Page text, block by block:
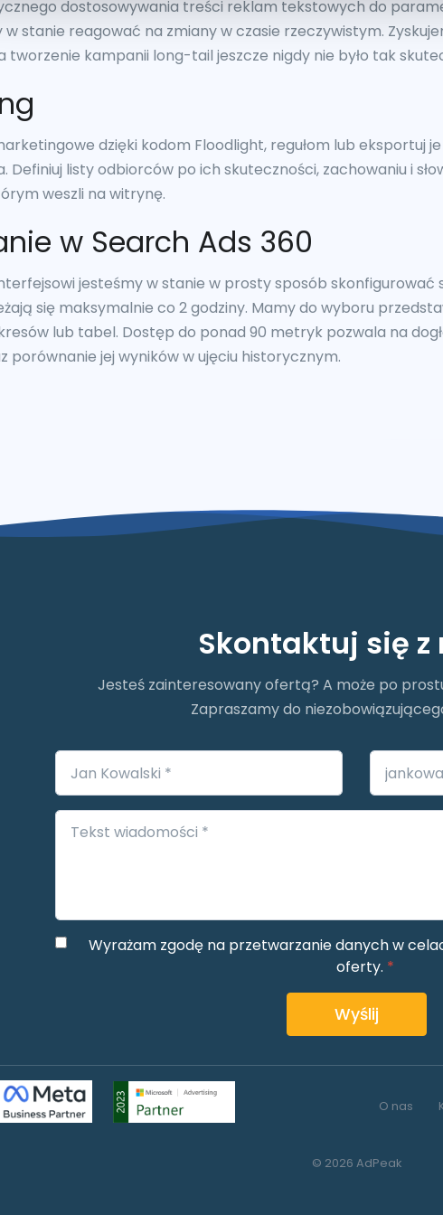
dostosowywania treści reklam tekstowych do
stanie reagować na zmiany w czasie rzeczywistym.
tworzenie kampanii long-tail jeszcze nigdy nie było tak
dzięki kodom Floodlight, regułom lub eksportuj je
Definiuj listy odbiorców po ich skuteczności, zachowaniu i
weszli na witrynę.
w Search Ads 360
jesteśmy w stanie w prosty sposób skonfigurować
się maksymalnie co 2 godziny. Mamy do wyboru
lub tabel. Dostęp do ponad 90 metryk pozwala na
porównanie jej wyników w ujęciu historycznym.
Skontaktuj się z
Jesteś zainteresowany ofertą? A może po
Zapraszamy do
Wyrażam zgodę na przetwarzanie danych w
oferty. *
Wyślij
O nas
© 2026 AdPeak